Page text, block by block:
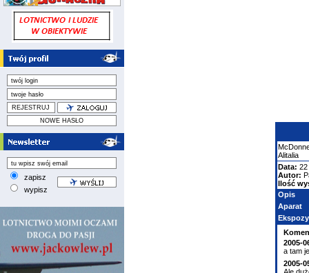
zapisz
wypisz
Alitalia
Data: 22
Autor:
Ilość
Opis
Aparat
2005-
a tam
2005-